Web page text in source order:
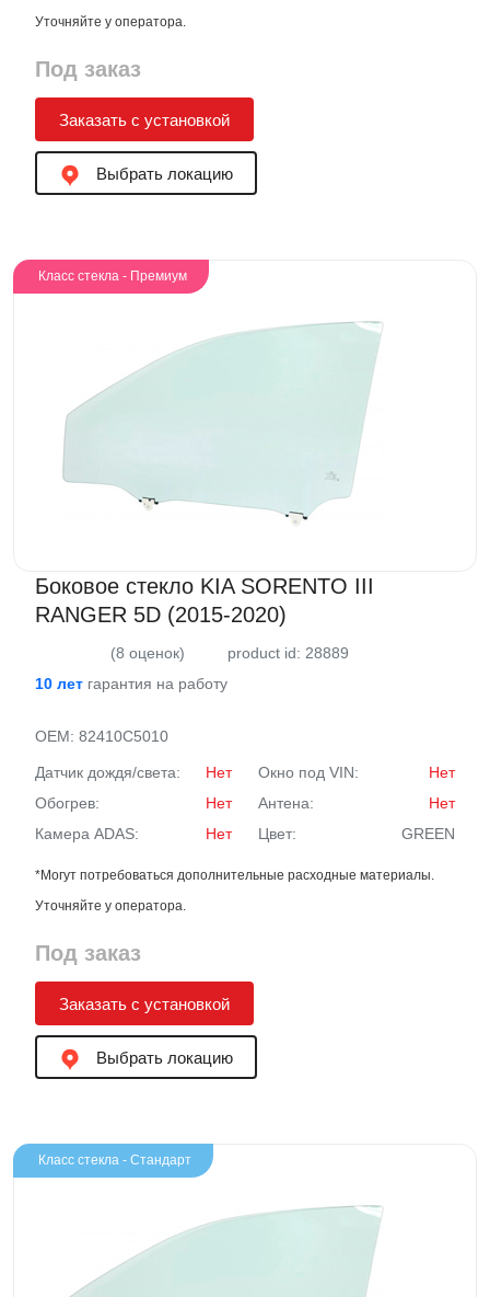
Уточняйте у оператора.
Под заказ
Заказать с установкой
Выбрать локацию
Класс стекла - Премиум
Боковое стекло KIA SORENTO III
RANGER 5D (2015-2020)
(8 оценок)
product id: 28889
10 лет гарантия на работу
OEM: 82410C5010
Датчик дождя/света: Нет Окно под VIN:
Нет
Обогрев:
Нет Антена:
Нет
Камера ADAS:
Нет Цвет: GREEN
*Могут потребоваться дополнительные расходные материалы.
Уточняйте у оператора.
Под заказ
Заказать с установкой
Выбрать локацию
Класс стекла - Стандарт